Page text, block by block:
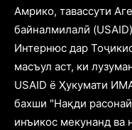
Амрико, тавассути
байналмилалӣ
Интернюс дар
масъул аст, ки
USAID ё Ҳукумати
бахши "Нақди
инъикос мекунанд ва